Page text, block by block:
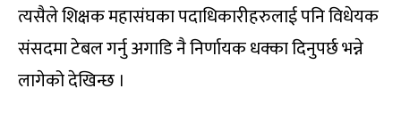
त्यसैले शिक्षक महासंघका पदाधिकारीहरुलाई पनि विधेयक
संसदमा टेबल गर्नु अगाडि नै निर्णायक धक्का दिनुपर्छ भन्ने
लागेको देखिन्छ ।